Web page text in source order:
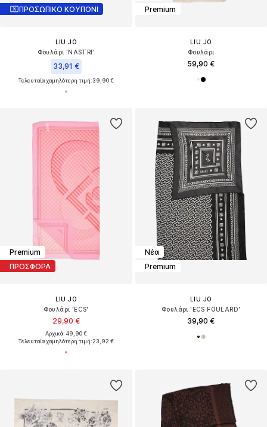
ΠΡΟΣΩΠΙΚΟ ΚΟΥΠΟΝΙ
LIU JO
Φουλάρι 'NASTRI'
33,91 €
Τελευταία χαμηλότερη τιμή:39,90 €
Premium
LIU JO
Φουλάρι
59,90 €
Premium
ΠΡΟΣΦΟΡΑ
LIU JO
Φουλάρι 'ECS'
29,90 €
Αρχικά: 49,90 €
Τελευταία χαμηλότερη τιμή:23,92 €
Νέα
Premium
LIU JO
Φουλάρι 'ECS FOULARD'
39,90 €